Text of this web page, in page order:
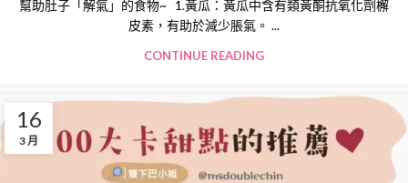
幫助肚子「解氣」的食物~ 1.黃瓜：黃瓜中含有類黃酮抗氧化劑檞
皮素，有助於減少脹氣。 ...
CONTINUE READING
16
3 月